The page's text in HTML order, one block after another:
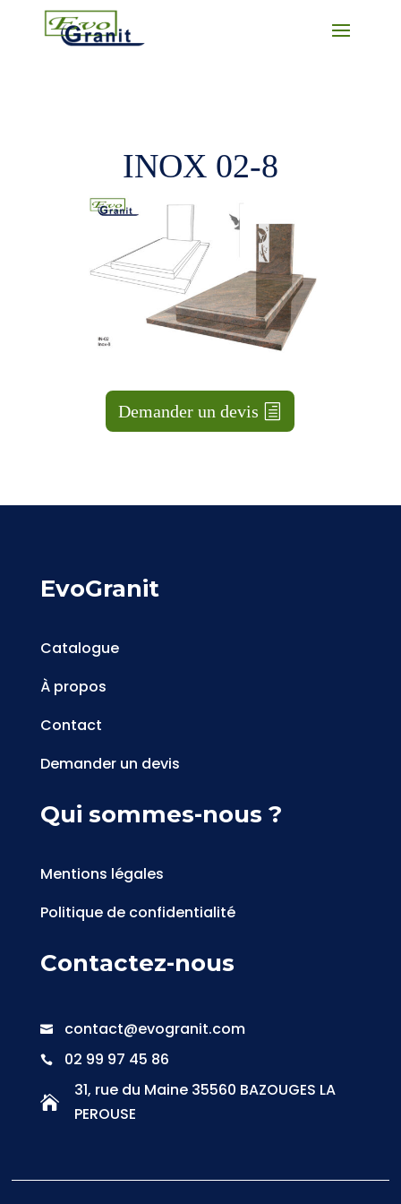
INOX 02-8
Demander un devis
EvoGranit
Catalogue
À propos
Contact
Demander un devis
Qui sommes-nous ?
Mentions légales
Politique de confidentialité
Contactez-nous
 contact@evogranit.com
 02 99 97 45 86

31, rue du Maine 35560 BAZOUGES LA
PEROUSE